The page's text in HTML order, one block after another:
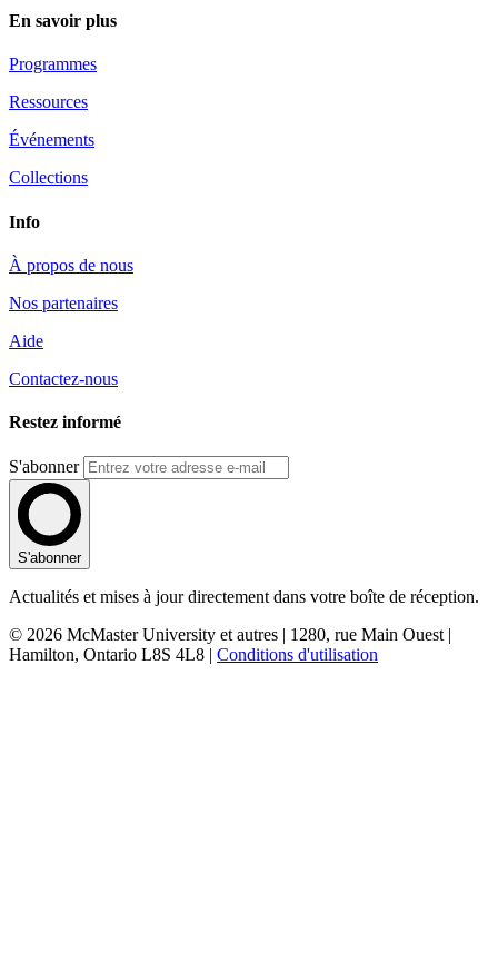
En savoir plus
Programmes
Ressources
Événements
Collections
Info
À propos de nous
Nos partenaires
Aide
Contactez-nous
Restez informé
S'abonner
S'abonner
Actualités et mises à jour directement dans votre boîte de réception.
© 2026 McMaster University et autres | 1280, rue Main Ouest |
Hamilton, Ontario L8S 4L8 | Conditions d'utilisation